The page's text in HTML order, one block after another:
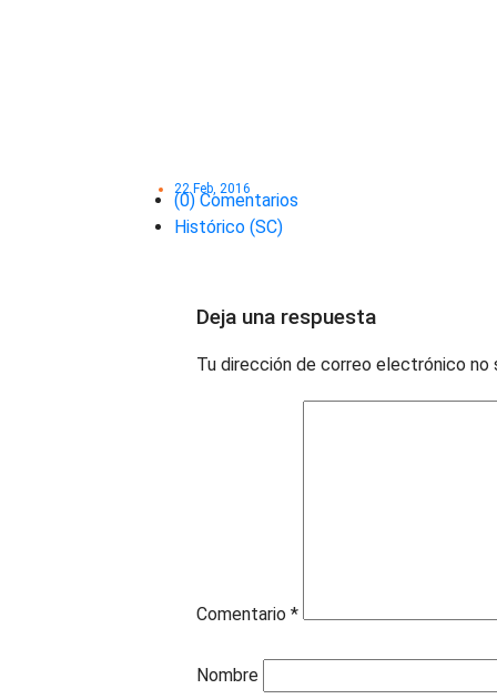
22 Feb, 2016
(0) Comentarios
Histórico (SC)
Deja una respuesta
Tu dirección de correo electrónico no
Comentario *
Nombre